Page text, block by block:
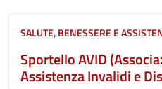
SALUTE, BENESSERE E
Sportello AVID
Assistenza Invalidi e